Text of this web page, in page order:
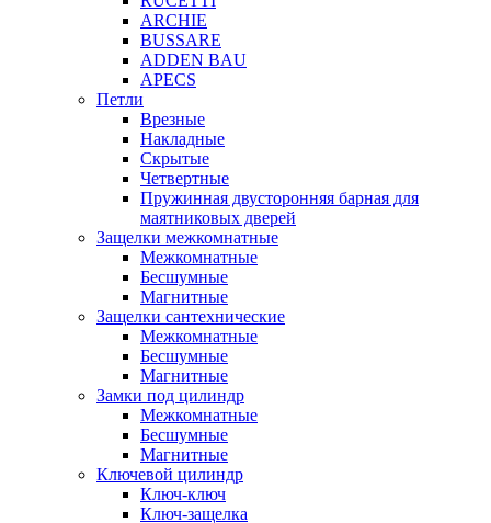
ARCHIE
BUSSARE
ADDEN BAU
APECS
Петли
Врезные
Накладные
Скрытые
Четвертные
Пружинная двусторонняя барная для
маятниковых дверей
Защелки межкомнатные
Межкомнатные
Бесшумные
Магнитные
Защелки сантехнические
Межкомнатные
Бесшумные
Магнитные
Замки под цилиндр
Межкомнатные
Бесшумные
Магнитные
Ключевой цилиндр
Ключ-ключ
Ключ-защелка